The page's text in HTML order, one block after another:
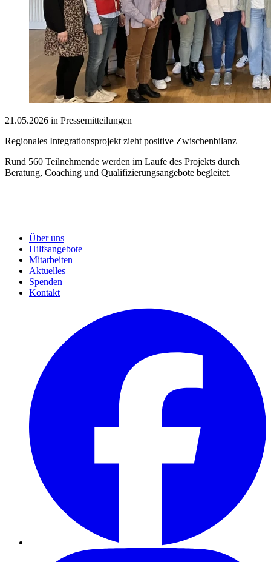
21.05.2026 in Pressemitteilungen
Regionales Integrationsprojekt zieht positive Zwischenbilanz
Rund 560 Teilnehmende werden im Laufe des Projekts durch
Beratung, Coaching und Qualifizierungsangebote begleitet.
Über uns
Hilfsangebote
Mitarbeiten
Aktuelles
Spenden
Kontakt